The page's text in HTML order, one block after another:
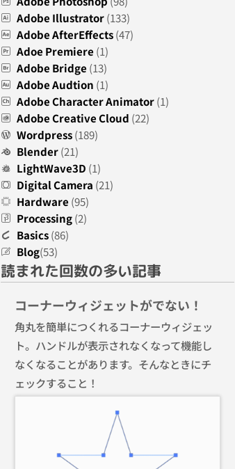
Adobe Illustrator(133)
Adobe AfterEffects(47)
Adoe Premiere (1)
Adobe Bridge (13)
Adobe Audtion (1)
Adobe Character Animator(1)
Adobe Creative Cloud (22)
Wordpress(189)
Blender(21)
LightWave3D (1)
Digital Camera (21)
Hardware (95)
Processing(2)
Basics(86)
Blog(53)
読まれた回数の多い記事
コーナーウィジェットがでない！
角丸を簡単につくれるコーナーウィジェッ
ト。ハンドルが表示されなくなって機能し
なくなることがあります。そんなときにチ
ェックすること！